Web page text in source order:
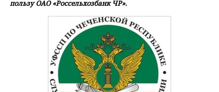
пользу ОАО «Россельхозбанк ЧР».